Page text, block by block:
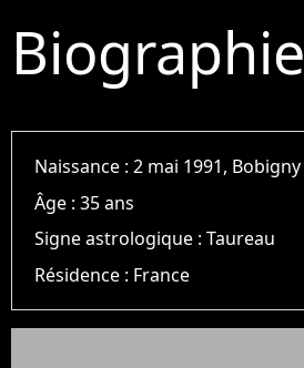
Biographie
Naissance :2 mai 1991, Bobigny
Âge :35 ans
Signe astrologique :Taureau
Résidence : France